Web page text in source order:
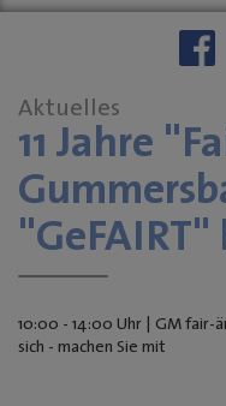
BUSINESS & PARTNER
Aktuelles
11 Jahre
10:00 - 14:00 Uhr | GM fair-
sich - machen Sie mit